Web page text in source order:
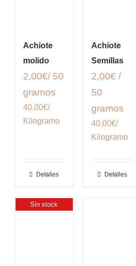
Achiote
molido
2,00€/ 50
gramos
40.00€/
Kilogramo
Detalles
Achiote
Semillas
2,00€ /
50
gramos
40.00€/
Kilogramo
Detalles
Sin stock